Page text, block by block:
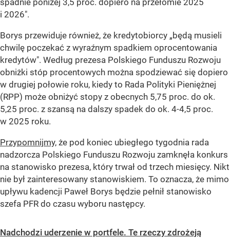
spadnie poniżej 3,5 proc. dopiero na przełomie 2025
i 2026".
Borys przewiduje również, że kredytobiorcy „będą musieli
chwilę poczekać z wyraźnym spadkiem oprocentowania
kredytów". Według prezesa Polskiego Funduszu Rozwoju
obniżki stóp procentowych można spodziewać się dopiero
w drugiej połowie roku, kiedy to Rada Polityki Pieniężnej
(RPP) może obniżyć stopy z obecnych 5,75 proc. do ok.
5,25 proc. z szansą na dalszy spadek do ok. 4-4,5 proc.
w 2025 roku.
Przypomnijmy, że pod koniec ubiegłego tygodnia rada
nadzorcza Polskiego Funduszu Rozwoju zamknęła konkurs
na stanowisko prezesa, który trwał od trzech miesięcy. Nikt
nie był zainteresowany stanowiskiem. To oznacza, że mimo
upływu kadencji Paweł Borys będzie pełnił stanowisko
szefa PFR do czasu wyboru następcy.
Nadchodzi uderzenie w portfele. Te rzeczy zdrożeją